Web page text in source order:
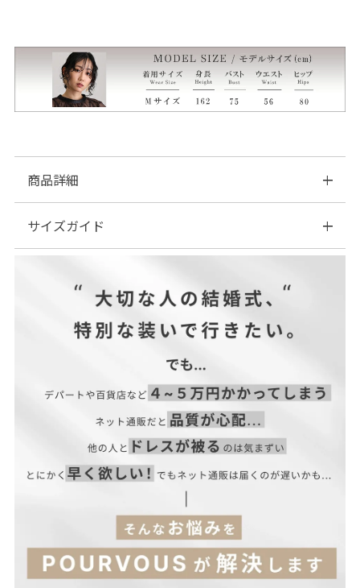
商品詳細
■素材：【表地】ポリエステル…100％
■伸縮性：なし
■ファスナー：背面あり
※美しいシルエット・デザイン性を重視するため、コンシールフ
ァスナーを使用しています。
サイズガイド
肩幅 袖丈
ト
S
113 35 45 72～80 92
22
M
115 36 47 76～84 96
23
L
117 37 48 80～88 100
24